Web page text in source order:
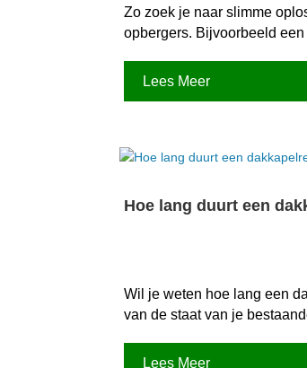
Zo zoek je naar slimme
opbergers.​ Bijvoorbeeld
Lees Meer
Hoe lang duurt een
Wil je weten hoe lang een
van de staat van je
Lees Meer